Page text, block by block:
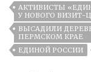
АКТИВИСТЫ
У НОВОГО ВИЗИТ-
ВЫСАДИЛИ
ПЕРМСКОМ КРАЕ
ЕДИНОЙ РОССИИ